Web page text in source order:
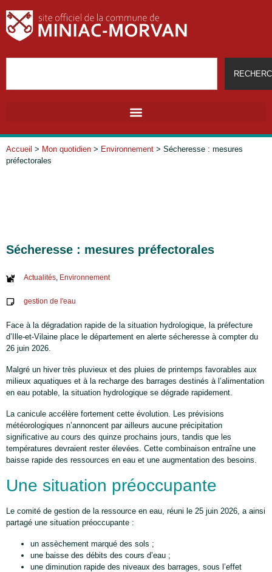
Accueil > Mon quotidien > Environnement > Sécheresse : mesures
préfectorales
Sécheresse : mesures préfectorales
Actualités, Environnement
gestion de l'eau
Face à la dégradation rapide de la situation hydrologique, la préfecture
d’Ille-et-Vilaine place le département en alerte sécheresse à compter du
26 juin 2026.
Malgré un hiver très pluvieux et des pluies de printemps favorables aux
milieux aquatiques et à la recharge des barrages destinés à l’alimentation
en eau potable, la situation hydrologique se dégrade rapidement.
La canicule accélère fortement cette évolution. Les prévisions
météorologiques n’annoncent par ailleurs aucune précipitation
significative au cours des quinze prochains jours, tandis que les
températures devraient rester élevées. Cette combinaison entraîne une
baisse rapide des ressources en eau et une augmentation des besoins.
Une situation préoccupante
Le comité de gestion de la ressource en eau, réuni le 25 juin 2026, a ainsi
partagé une situation préoccupante :
un assèchement marqué des sols ;
une baisse des débits des cours d’eau ;
une diminution rapide des niveaux des barrages, sous l’effet